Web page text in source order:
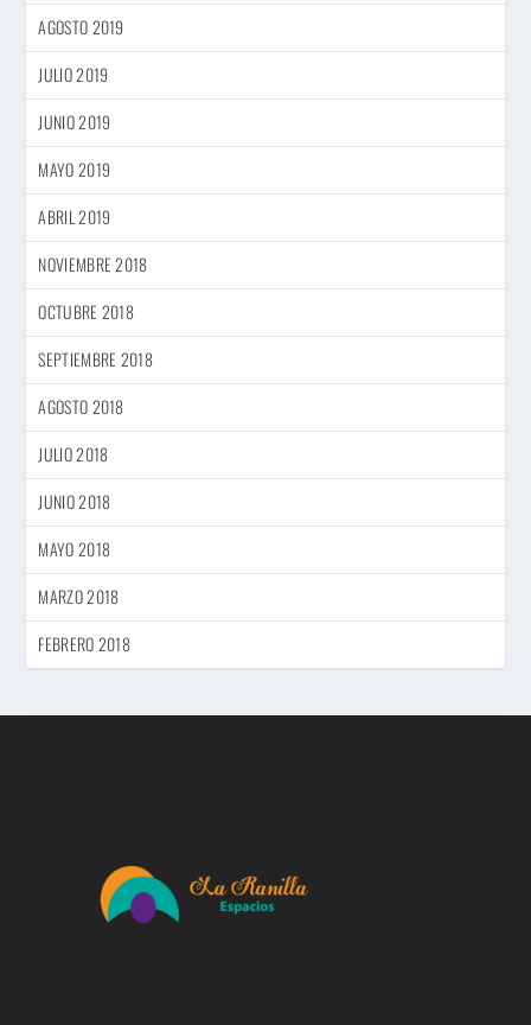
AGOSTO 2019
JULIO 2019
JUNIO 2019
MAYO 2019
ABRIL 2019
NOVIEMBRE 2018
OCTUBRE 2018
SEPTIEMBRE 2018
AGOSTO 2018
JULIO 2018
JUNIO 2018
MAYO 2018
MARZO 2018
FEBRERO 2018